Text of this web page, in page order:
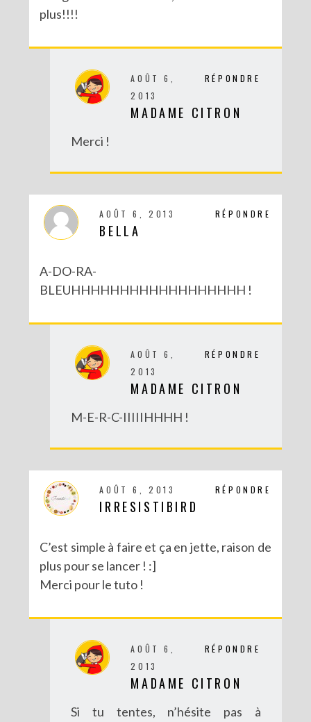
plus!!!!
RÉPONDRE
AOÛT 6,
2013
MADAME CITRON
Merci !
RÉPONDRE
AOÛT 6, 2013
BELLA
A-DO-RA-
BLEUHHHHHHHHHHHHHHHHHH !
RÉPONDRE
AOÛT 6,
2013
MADAME CITRON
M-E-R-C-IIIIIHHHH !
RÉPONDRE
AOÛT 6, 2013
IRRESISTIBIRD
C’est simple à faire et ça en jette, raison de
plus pour se lancer ! :]
Merci pour le tuto !
RÉPONDRE
AOÛT 6,
2013
MADAME CITRON
Si tu tentes, n’hésite pas à